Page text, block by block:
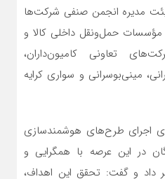
مدیره انجمن‌ صنفی شرکت‌ها
مؤسسات حمل‌ونقل داخلی کالا و
تعاونی کامیون‌داران،
مینی‌بوسرانی و سواری کرایه
اجرای طرح‌های هوشمندسازی
در این عرصه با همگرایی و
داد و گفت: تحقق این اهداف،